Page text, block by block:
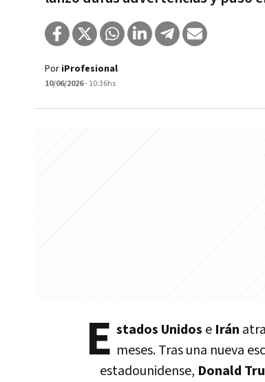
Por iProfesional
10/06/2026- 10:36hs
E stados Unidos e Irán
meses. Tras una nueva
estadounidense, Donald